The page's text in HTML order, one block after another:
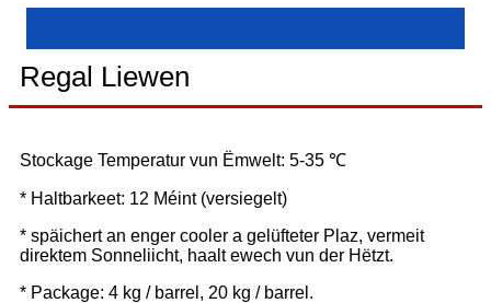
Regal Liewen
Stockage Temperatur vun Ëmwelt: 5-35 ℃
* Haltbarkeet: 12 Méint (versiegelt)
* späichert an enger cooler a gelüfteter Plaz, vermeit
direktem Sonneliicht, haalt ewech vun der Hëtzt.
* Package: 4 kg / barrel, 20 kg / barrel.